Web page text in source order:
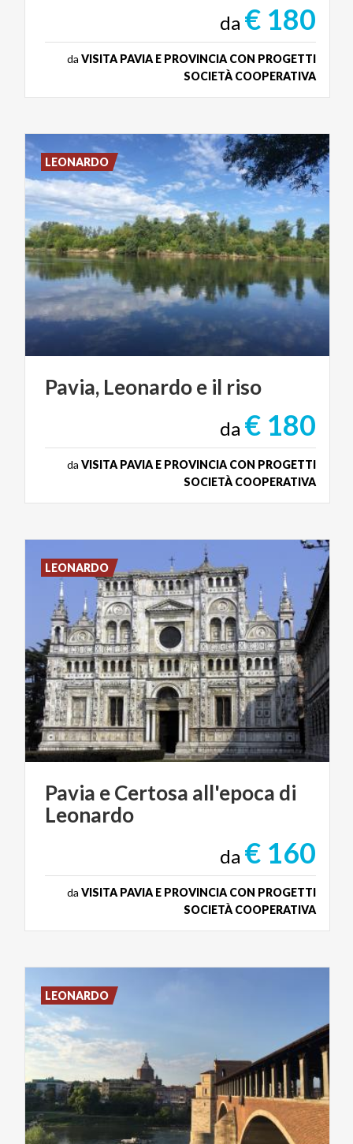
da € 180
da VISITA PAVIA E PROVINCIA CON PROGETTI
SOCIETÀ COOPERATIVA
Pavia, Leonardoe il riso
da € 180
da VISITA PAVIA E PROVINCIA CON PROGETTI
SOCIETÀ COOPERATIVA
LEONARDO
Pavia eCertosa all'epoca di
Leonardo
da € 160
da VISITA PAVIA E PROVINCIA CON PROGETTI
SOCIETÀ COOPERATIVA
LEONARDO
LEONARDO